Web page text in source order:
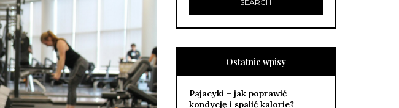
Ostatnie wpisy
Pajacyki – jak poprawić
kondycję i spalić kalorie?